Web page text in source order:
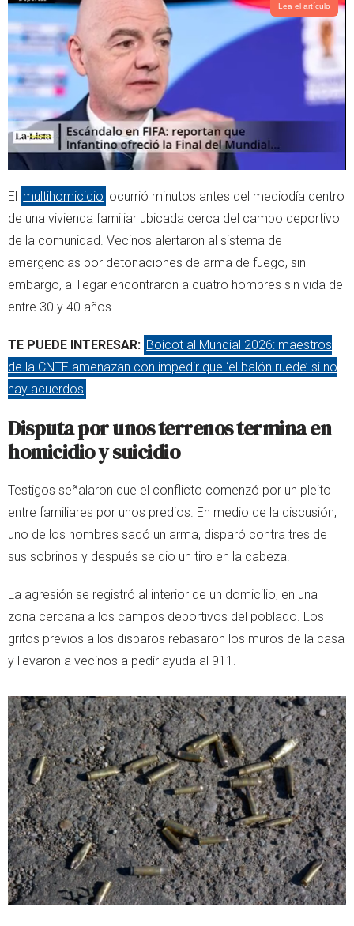
Lea el artículo
El multihomicidio ocurrió minutos antes del mediodía dentro
de una vivienda familiar ubicada cerca del campo deportivo
de la comunidad. Vecinos alertaron al sistema de
emergencias por detonaciones de arma de fuego, sin
embargo, al llegar encontraron a cuatro hombres sin vida de
entre 30 y 40 años.
TE PUEDE INTERESAR: Boicot al Mundial 2026: maestros
de la CNTE amenazan con impedir que ‘el balón ruede’ si no
hay acuerdos
Disputa por unos terrenos termina en
homicidio y suicidio
Testigos señalaron que el conflicto comenzó por un pleito
entre familiares por unos predios. En medio de la discusión,
uno de los hombres sacó un arma, disparó contra tres de
sus sobrinos y después se dio un tiro en la cabeza.
La agresión se registró al interior de un domicilio, en una
zona cercana a los campos deportivos del poblado. Los
gritos previos a los disparos rebasaron los muros de la casa
y llevaron a vecinos a pedir ayuda al 911.